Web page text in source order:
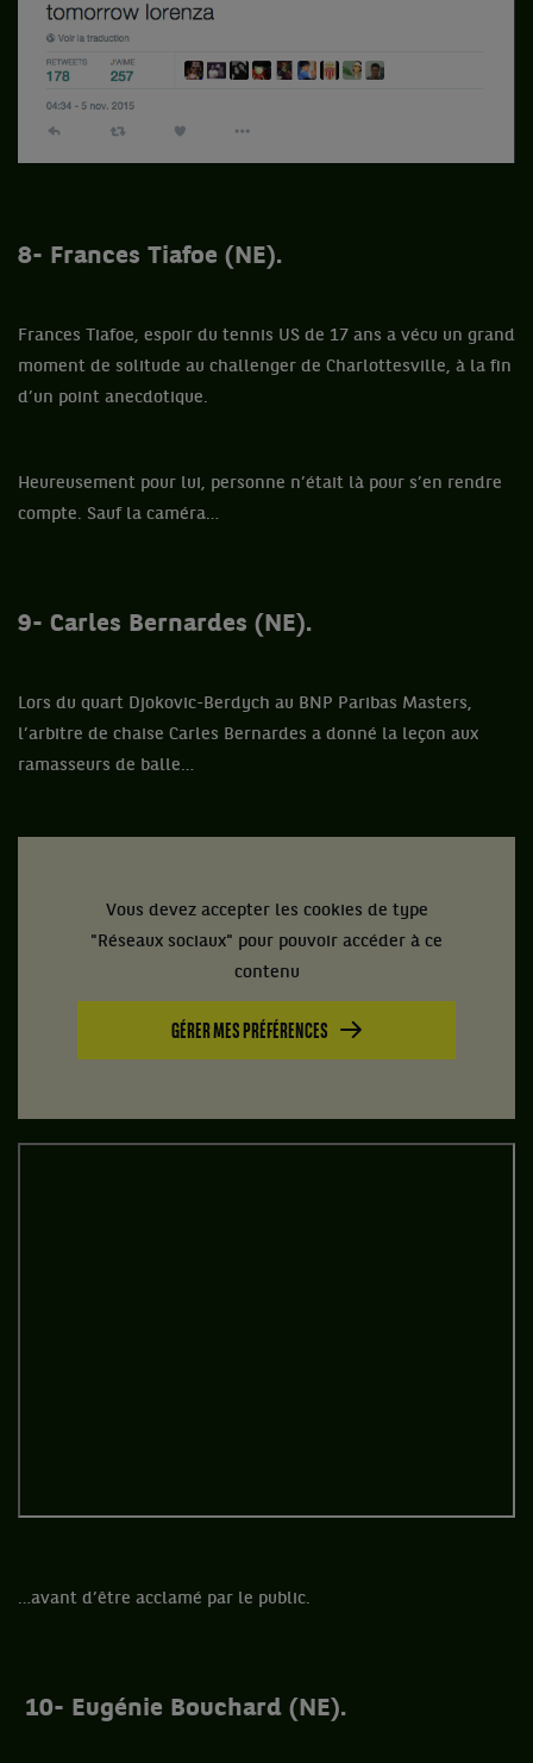
8- Frances Tiafoe (NE).
Frances Tiafoe, espoir du tennis US de 17 ans a vécu un grand
moment de solitude au challenger de Charlottesville, à la fin
d’un point anecdotique.
Heureusement pour lui, personne n’était là pour s’en rendre
compte. Sauf la caméra…
9- Carles Bernardes (NE).
Lors du quart Djokovic-Berdych au BNP Paribas Masters,
l’arbitre de chaise Carles Bernardes a donné la leçon aux
ramasseurs de balle…
Vous devez accepter les cookies de type
"Réseaux sociaux" pour pouvoir accéder à ce
contenu
GÉRER MES PRÉFÉRENCES
…avant d’être acclamé par le public.
10- Eugénie Bouchard (NE).